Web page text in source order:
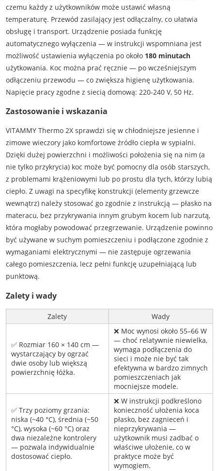
czemu każdy z użytkowników może ustawić własną
temperaturę. Przewód zasilający jest odłączalny, co ułatwia
obsługę i transport. Urządzenie posiada funkcję
automatycznego wyłączenia — w instrukcji wspomniana jest
możliwość ustawienia wyłączenia po około 180 minutach
użytkowania. Koc można prać ręcznie — po wcześniejszym
odłączeniu przewodu — co zwiększa higienę użytkowania.
Napięcie pracy zgodne z siecią domową: 220-240 V, 50 Hz.
Zastosowanie i wskazania
VITAMMY Thermo 2X sprawdzi się w chłodniejsze jesienne i
zimowe wieczory jako komfortowe źródło ciepła w sypialni.
Dzięki dużej powierzchni i możliwości położenia się na nim (a
nie tylko przykrycia) koc może być pomocny dla osób starszych,
z problemami krążeniowymi lub po prostu dla tych, którzy lubią
ciepło. Z uwagi na specyfikę konstrukcji (elementy grzewcze
wewnątrz) należy stosować go zgodnie z instrukcją — płasko na
materacu, bez przykrywania innym grubym kocem lub narzutą,
która mogłaby powodować przegrzewanie. Urządzenie powinno
być używane w suchym pomieszczeniu i podłączone zgodnie z
wymaganiami elektrycznymi — nie zastępuje ogrzewania
całego pomieszczenia, lecz pełni funkcję uzupełniającą lub
punktową.
Zalety i wady
Zalety Wady
✅ Rozmiar 160 × 140 cm —
wystarczający by ogrzać
dwie osoby lub większą
powierzchnię łóżka.
❌ Moc wynosi około 55–66 W
— choć relatywnie niewielka,
wymaga podłączenia do
sieci i może nie być tak
efektywna w bardzo zimnych
pomieszczeniach jak
mocniejsze modele.
✅ Trzy poziomy grzania:
niska (~40 °C), średnia (~50
°C), wysoka (~60 °C) oraz
dwa niezależne kontrolery
— pozwala indywidualnie
dostosować ciepło.
❌ W instrukcji podkreślono
konieczność ułożenia koca
płasko, bez zagnieceń i
nieprzykrywania —
użytkownik musi zadbać o
właściwe ułożenie, co w
praktyce może być
wymogiem.